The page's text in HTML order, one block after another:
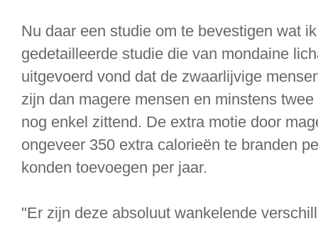
Nu daar een studie om te bevestigen wat
gedetailleerde studie die van mondaine
uitgevoerd vond dat de zwaarlijvige
zijn dan magere mensen en minstens
nog enkel zittend. De extra motie door
ongeveer 350 extra calorieën te branden
konden toevoegen per jaar.
"Er zijn deze absoluut wankelende